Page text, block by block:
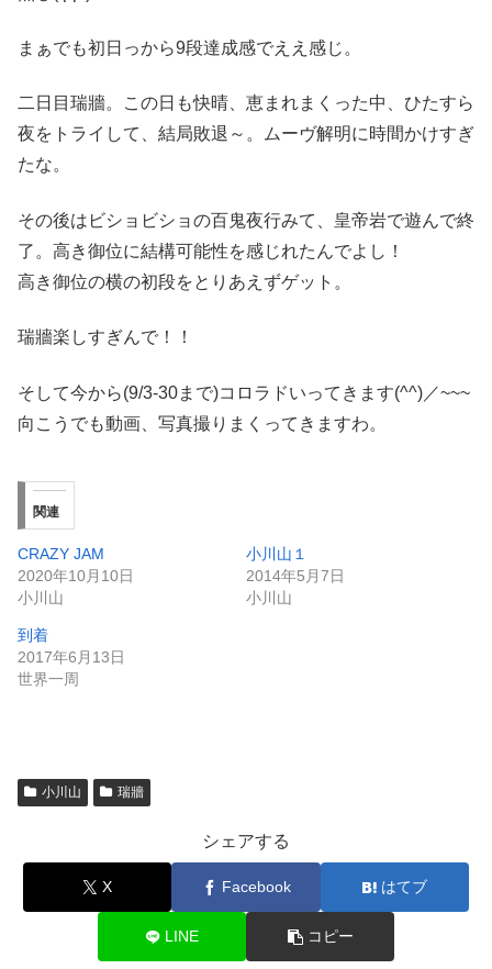
まぁでも初日っから9段達成感でええ感じ。
二日目瑞牆。この日も快晴、恵まれまくった中、ひたすら
夜をトライして、結局敗退～。ムーヴ解明に時間かけすぎ
たな。
その後はビショビショの百鬼夜行みて、皇帝岩で遊んで終
了。高き御位に結構可能性を感じれたんでよし！
高き御位の横の初段をとりあえずゲット。
瑞牆楽しすぎんで！！
そして今から(9/3-30まで)コロラドいってきます(^^)／~~~
向こうでも動画、写真撮りまくってきますわ。
関連
CRAZY JAM
2020年10月10日
小川山
小川山１
2014年5月7日
小川山
到着
2017年6月13日
世界一周
小川山 瑞牆
シェアする
X Facebook はてブ
LINE コピー